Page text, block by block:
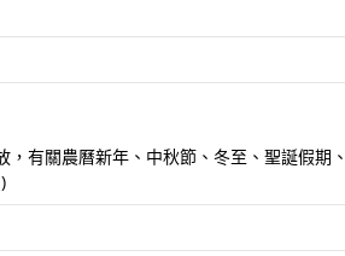
有關農曆新年、中秋節、冬至、聖誕假期